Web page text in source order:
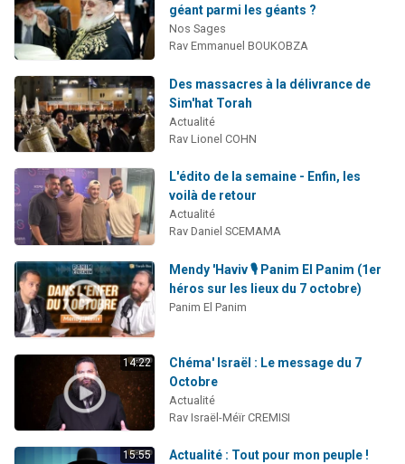
géant parmi les géants ?
Nos Sages
Rav Emmanuel BOUKOBZA
Des massacres à la délivrance de
Sim'hat Torah
Actualité
Rav Lionel COHN
L'édito de la semaine - Enfin, les
voilà de retour
Actualité
Rav Daniel SCEMAMA
Mendy 'Haviv 🎙️ Panim El Panim (1er
héros sur les lieux du 7 octobre)
Panim El Panim
14:22
Chéma' Israël : Le message du 7
Octobre
Actualité
Rav Israël-Méïr CREMISI
15:55 Actualité : Tout pour mon peuple !